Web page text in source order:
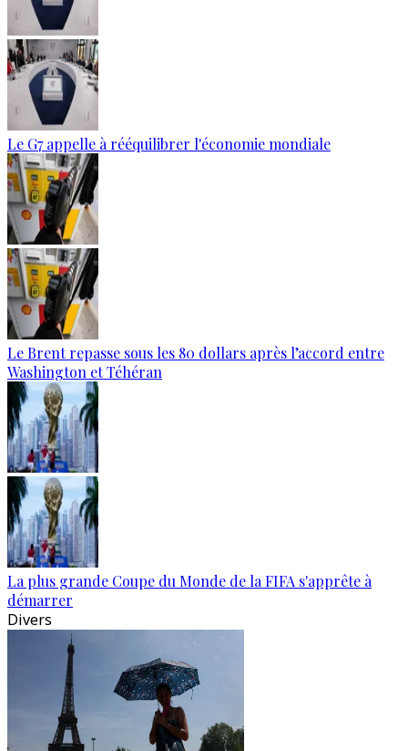
Le G7 appelle à rééquilibrer l'économie mondiale
Le Brent repasse sous les 80 dollars après l’accord entre
Washington et Téhéran
La plus grande Coupe du Monde de la FIFA s'apprête à
démarrer
Divers